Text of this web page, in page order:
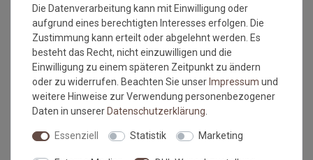
Verlegung sollte die Raumtemperatur nicht unter 18° C
betragen, die des Untergrundes nicht unter 15° C.
Wie messe ich meinen Raum aus, damit das Material
ausreicht?
Beim ausmessen des Raumes in dem der Bodenbelag
verlegt werden soll, bitte immer die Türrahmen, Erker
oder sonstige Aussparungen IMMER mit ausmessen.
Also immer die längste Länge und die breiteste Breite.
Die Datenverarbeitung kann mit Einwilligung oder
aufgrund eines berechtigten Interesses erfolgen. Die
Zustimmung kann erteilt oder abgelehnt werden. Es
besteht das Recht, nicht einzuwilligen und die
Einwilligung zu einem späteren Zeitpunkt zu ändern
oder zu widerrufen. Beachten Sie unser Impressum und
weitere Hinweise zur Verwendung personenbezogener
Daten in unserer Daten­schutz­erklärung
Essenziell Statistik Marketing